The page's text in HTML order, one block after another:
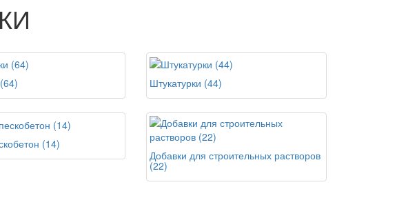
Штукатурки (44)
(14)
Добавки для строительных растворов
(22)